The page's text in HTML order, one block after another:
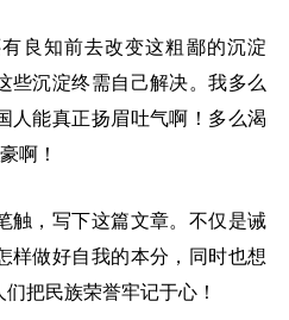
知前去改变这粗鄙的沉淀
些沉淀终需自己解决。我多么
人能真正扬眉吐气啊！多么渴
啊！
，写下这篇文章。不仅是诫
样做好自我的本分，同时也想
把民族荣誉牢记于心！